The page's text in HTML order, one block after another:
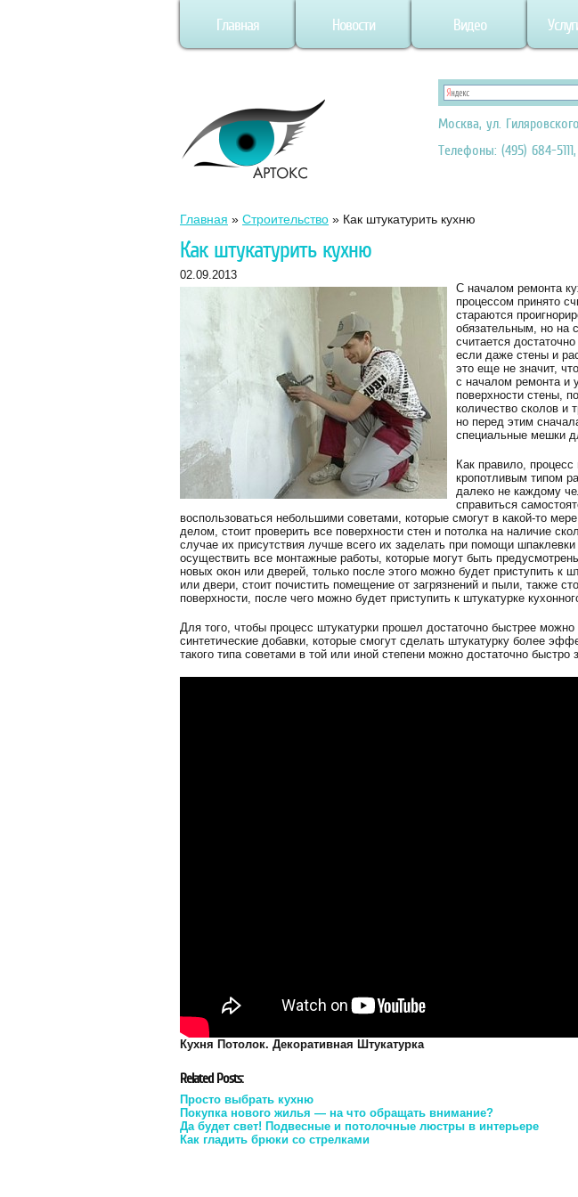
Главная Новости Видео
Москва, ул.
Телефоны: (495) 684-
Главная » Строительство » Как штукатурить кухню
Как штукатурить кухню
02.09.2013
С началом ремонта
процессом принято
стараются
обязательным, но на
считается
если даже стены и
это еще не значит,
с началом ремонта и
поверхности стены,
количество сколов и
но перед этим
специальные мешки
Как правило, процесс
кропотливым типом
далеко не каждому
справиться
воспользоваться небольшими советами, которые смогут в какой-то
делом, стоит проверить все поверхности стен и потолка на наличие
случае их присутствия лучше всего их заделать при помощи
осуществить все монтажные работы, которые могут быть
новых окон или дверей, только после этого можно будет приступить к
или двери, стоит почистить помещение от загрязнений и пыли, также
поверхности, после чего можно будет приступить к штукатурке
Для того, чтобы процесс штукатурки прошел достаточно быстрее
синтетические добавки, которые смогут сделать штукатурку более
такого типа советами в той или иной степени можно достаточно быстро
Кухня Потолок. Декоративная Штукатурка
Related Posts:
Просто выбрать кухню
Покупка нового жилья — на что обращать внимание?
Да будет свет! Подвесные и потолочные люстры в интерьере
Как гладить брюки со стрелками